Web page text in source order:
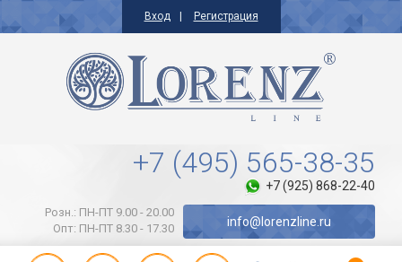
Вход Регистрация
+7 (495) 565-38-35
+7 (925) 868-22-40
Розн.: ПН-ПТ 9.00 - 20.00
Опт: ПН-ПТ 8.30 - 17.30
info@lorenzline.ru